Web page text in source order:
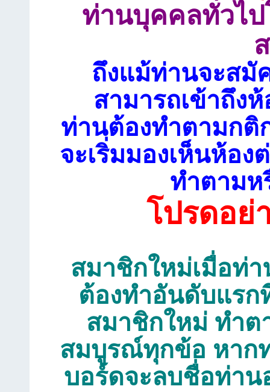
ท่านบุคคลทั่วไ
ถึงแม้ท่านจะสมั
สามารถเข้าถึง
ท่านต้องทำตามกติ
จะเริ่มมองเห็นห้อ
ทำตามห
โปรดอย่
สมาชิกใหม่เมื่อท่
ต้องทำอันดับแรก
สมาชิกใหม่ ทำ
สมบูรณ์ทุกข้อ หาก
บอร์ดจะลบชื่อท่า